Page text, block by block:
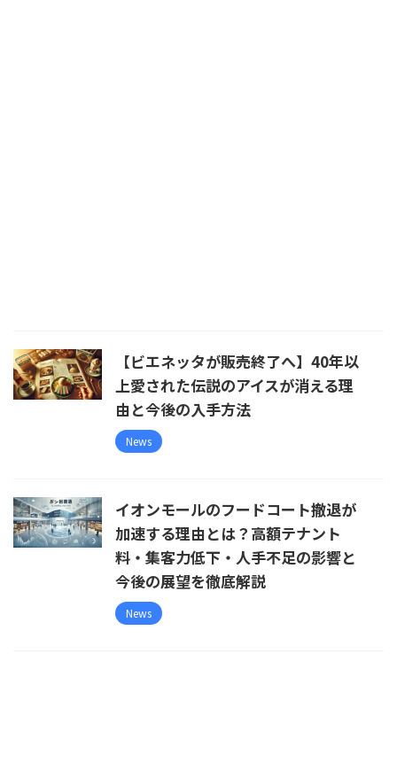
【ビエネッタが販売終了へ】40年以
上愛された伝説のアイスが消える理
由と今後の入手方法
News
イオンモールのフードコート撤退が
加速する理由とは？高額テナント
料・集客力低下・人手不足の影響と
今後の展望を徹底解説
News